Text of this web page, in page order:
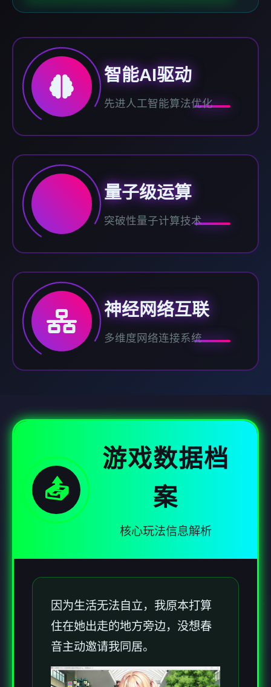
智能AI驱动
先进人工智能算法优化
量子级运算
突破性量子计算技术
神经网络互联
多维度网络连接系统
📤
游戏数据档
案
核心玩法信息解析
因为生活无法自立，我原本打算
住在她出走的地方旁边，没想春
音主动邀请我同居。